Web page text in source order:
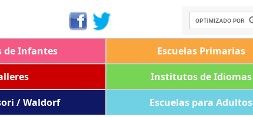
de Infantes Escuelas Primarias
Institutos de Idiomas
/ Waldorf Escuelas para Adultos